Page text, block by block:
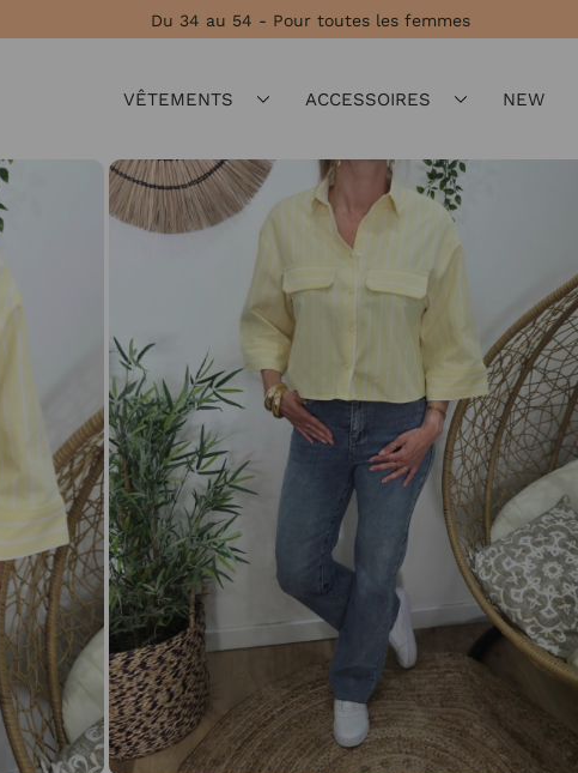
Du 34 au 54 - Pour toutes les femmes
VÊTEMENTS ACCESSOIRES NEW